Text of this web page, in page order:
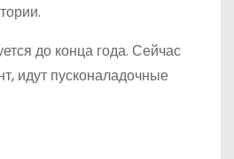
до конца года. Сейчас
идут пусконаладочные